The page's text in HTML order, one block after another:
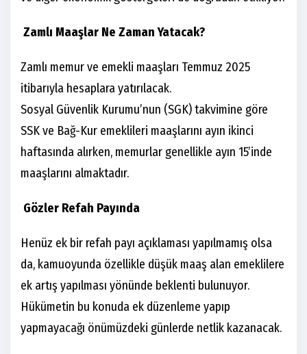
Zamlı Maaşlar Ne Zaman Yatacak?
Zamlı memur ve emekli maaşları Temmuz 2025
itibarıyla hesaplara yatırılacak.
Sosyal Güvenlik Kurumu’nun (SGK) takvimine göre
SSK ve Bağ-Kur emeklileri maaşlarını ayın ikinci
haftasında alırken, memurlar genellikle ayın 15’inde
maaşlarını almaktadır.
Gözler Refah Payında
Henüz ek bir refah payı açıklaması yapılmamış olsa
da, kamuoyunda özellikle düşük maaş alan emeklilere
ek artış yapılması yönünde beklenti bulunuyor.
Hükümetin bu konuda ek düzenleme yapıp
yapmayacağı önümüzdeki günlerde netlik kazanacak.